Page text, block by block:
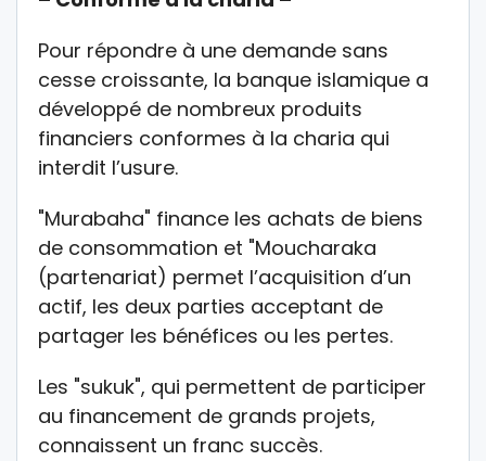
Pour répondre à une demande sans
cesse croissante, la banque islamique a
développé de nombreux produits
financiers conformes à la charia qui
interdit l’usure.
"Murabaha" finance les achats de biens
de consommation et "Moucharaka
(partenariat) permet l’acquisition d’un
actif, les deux parties acceptant de
partager les bénéfices ou les pertes.
Les "sukuk", qui permettent de participer
au financement de grands projets,
connaissent un franc succès.